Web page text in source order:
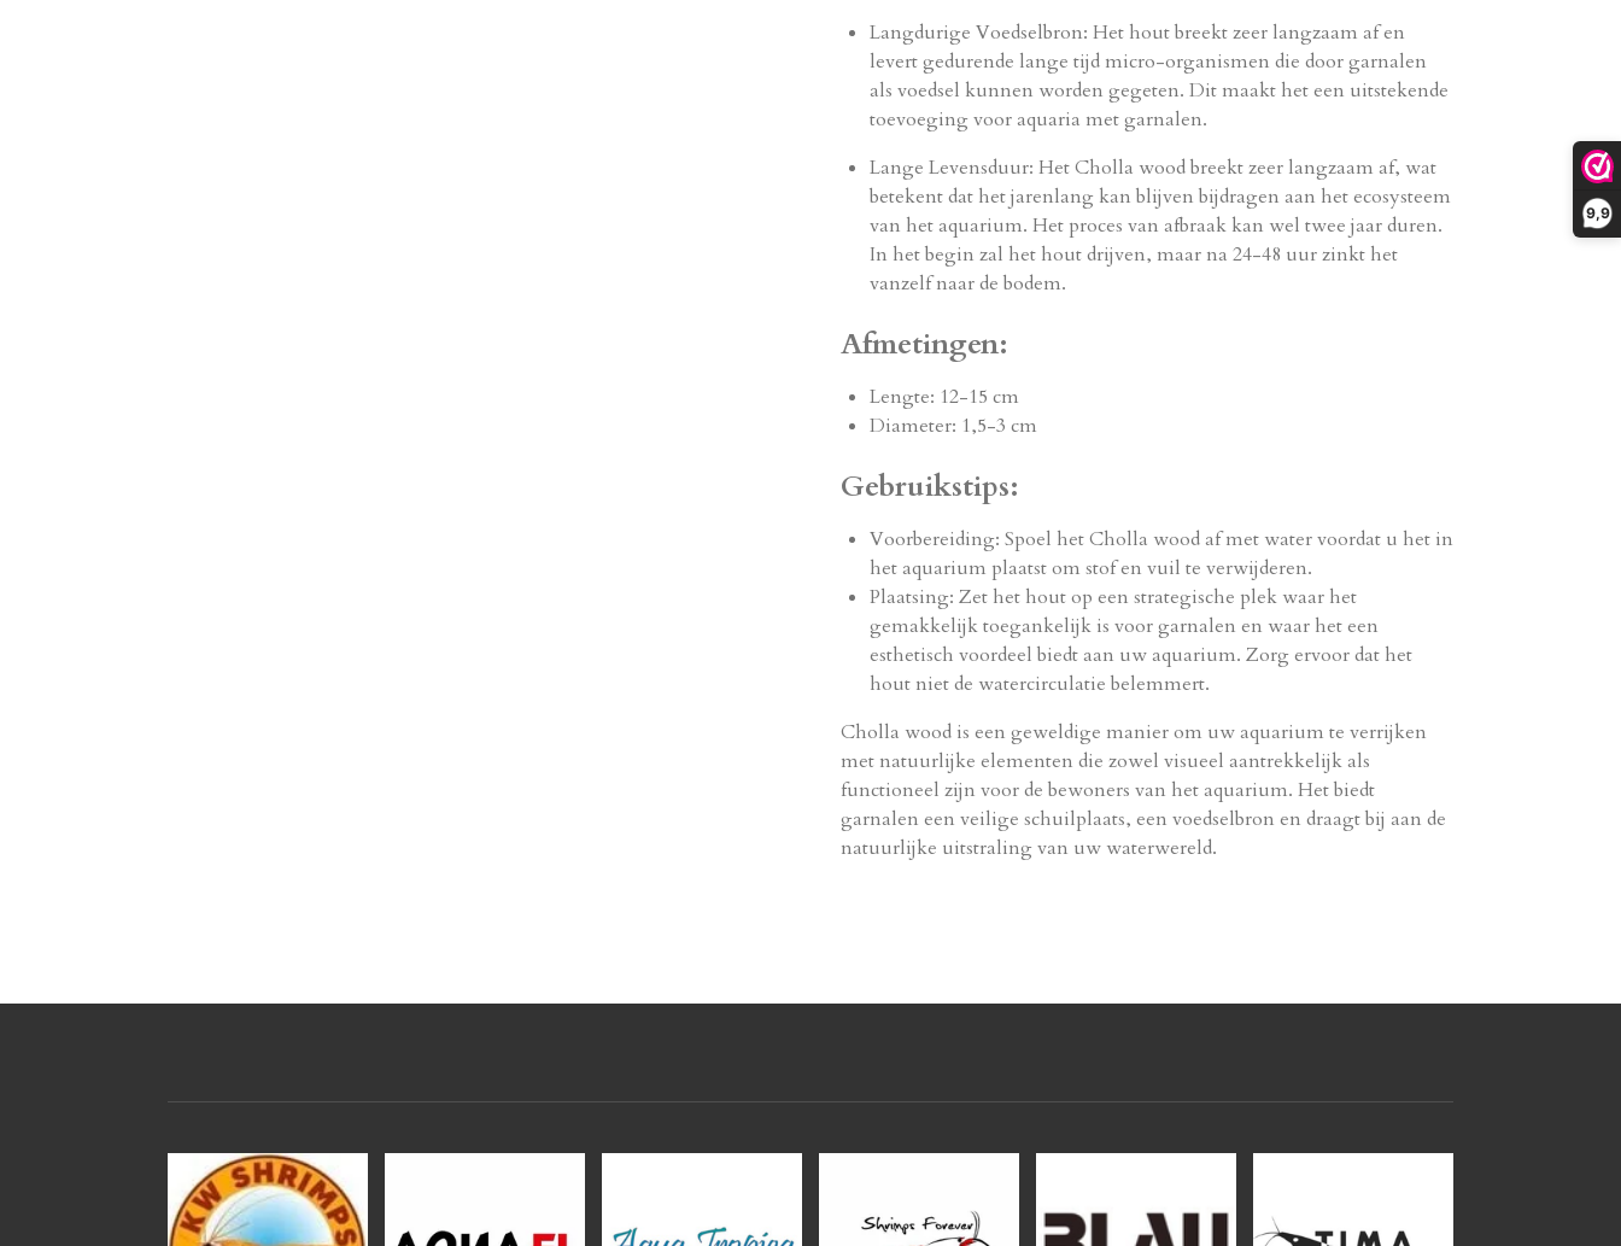
9,9
Langdurige Voedselbron: Het hout breekt zeer langzaam af en
levert gedurende lange tijd micro-organismen die door garnalen
als voedsel kunnen worden gegeten. Dit maakt het een uitstekende
toevoeging voor aquaria met garnalen.
Lange Levensduur: Het Cholla wood breekt zeer langzaam af, wat
betekent dat het jarenlang kan blijven bijdragen aan het ecosysteem
van het aquarium. Het proces van afbraak kan wel twee jaar duren.
In het begin zal het hout drijven, maar na 24-48 uur zinkt het
vanzelf naar de bodem.
Afmetingen:
Lengte: 12-15 cm
Diameter: 1,5-3 cm
Gebruikstips:
Voorbereiding: Spoel het Cholla wood af met water voordat u het in
het aquarium plaatst om stof en vuil te verwijderen.
Plaatsing: Zet het hout op een strategische plek waar het
gemakkelijk toegankelijk is voor garnalen en waar het een
esthetisch voordeel biedt aan uw aquarium. Zorg ervoor dat het
hout niet de watercirculatie belemmert.
Cholla wood is een geweldige manier om uw aquarium te verrijken
met natuurlijke elementen die zowel visueel aantrekkelijk als
functioneel zijn voor de bewoners van het aquarium. Het biedt
garnalen een veilige schuilplaats, een voedselbron en draagt bij aan de
natuurlijke uitstraling van uw waterwereld.